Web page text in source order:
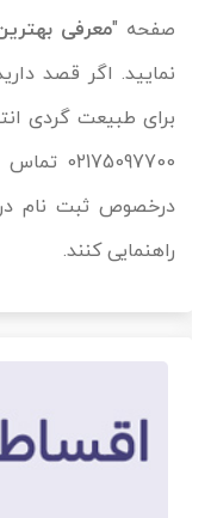
صفحه "معرفی بهترین
نمایید. اگر قصد
برای طبیعت گردی
درخصوص ثبت نام در
راهنمایی کنند.